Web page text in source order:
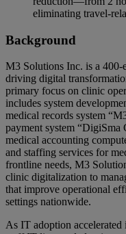
eliminating travel-
Background
M3 Solutions Inc. is a 400-
driving digital
primary focus on clinic
includes system
medical records system
payment system
medical accounting
and staffing services for
frontline needs, M3
clinic digitalization to
that improve operational
settings nationwide.
As IT adoption